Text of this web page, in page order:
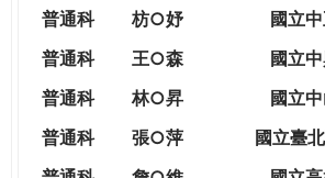
普通科
枋○妤
國立
普通科
王○森
國立
普通科
林○昇
國立
普通科
張○萍
國立臺